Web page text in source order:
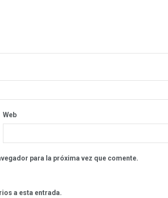
Web
para la próxima vez que comente.
a esta entrada.